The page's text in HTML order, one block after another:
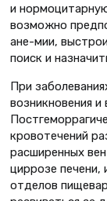
и
возможно
ане-мии,
поиск и
При
возникновения
кровотечений
расширенных
циррозе печени,
отделов